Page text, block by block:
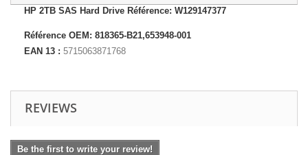
HP 2TB SAS Hard Drive Référence: W129147377
Référence OEM: 818365-B21,653948-001
EAN 13 : 5715063871768
REVIEWS
Be the first to write your review!